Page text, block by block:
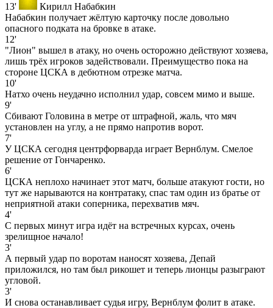
13'
Кирилл Набабкин
Набабкин получает жёлтую карточку после довольно
опасного подката на бровке в атаке.
12'
"Лион" вышел в атаку, но очень осторожно действуют хозяева,
лишь трёх игроков задействовали. Преимущество пока на
стороне ЦСКА в дебютном отрезке матча.
10'
Натхо очень неудачно исполнил удар, совсем мимо и выше.
9'
Сбивают Головина в метре от штрафной, жаль, что мяч
установлен на углу, а не прямо напротив ворот.
7'
У ЦСКА сегодня центрфорварда играет Вернблум. Смелое
решение от Гончаренко.
6'
ЦСКА неплохо начинает этот матч, больше атакуют гости, но
тут же нарываются на контратаку, спас там один из братье от
неприятной атаки соперника, перехватив мяч.
4'
С первых минут игра идёт на встречных курсах, очень
зрелищное начало!
3'
А первый удар по воротам наносят хозяева, Депай
приложился, но там был рикошет и теперь лионцы разыграют
угловой.
3'
И снова останавливает судья игру, Вернблум фолит в атаке.